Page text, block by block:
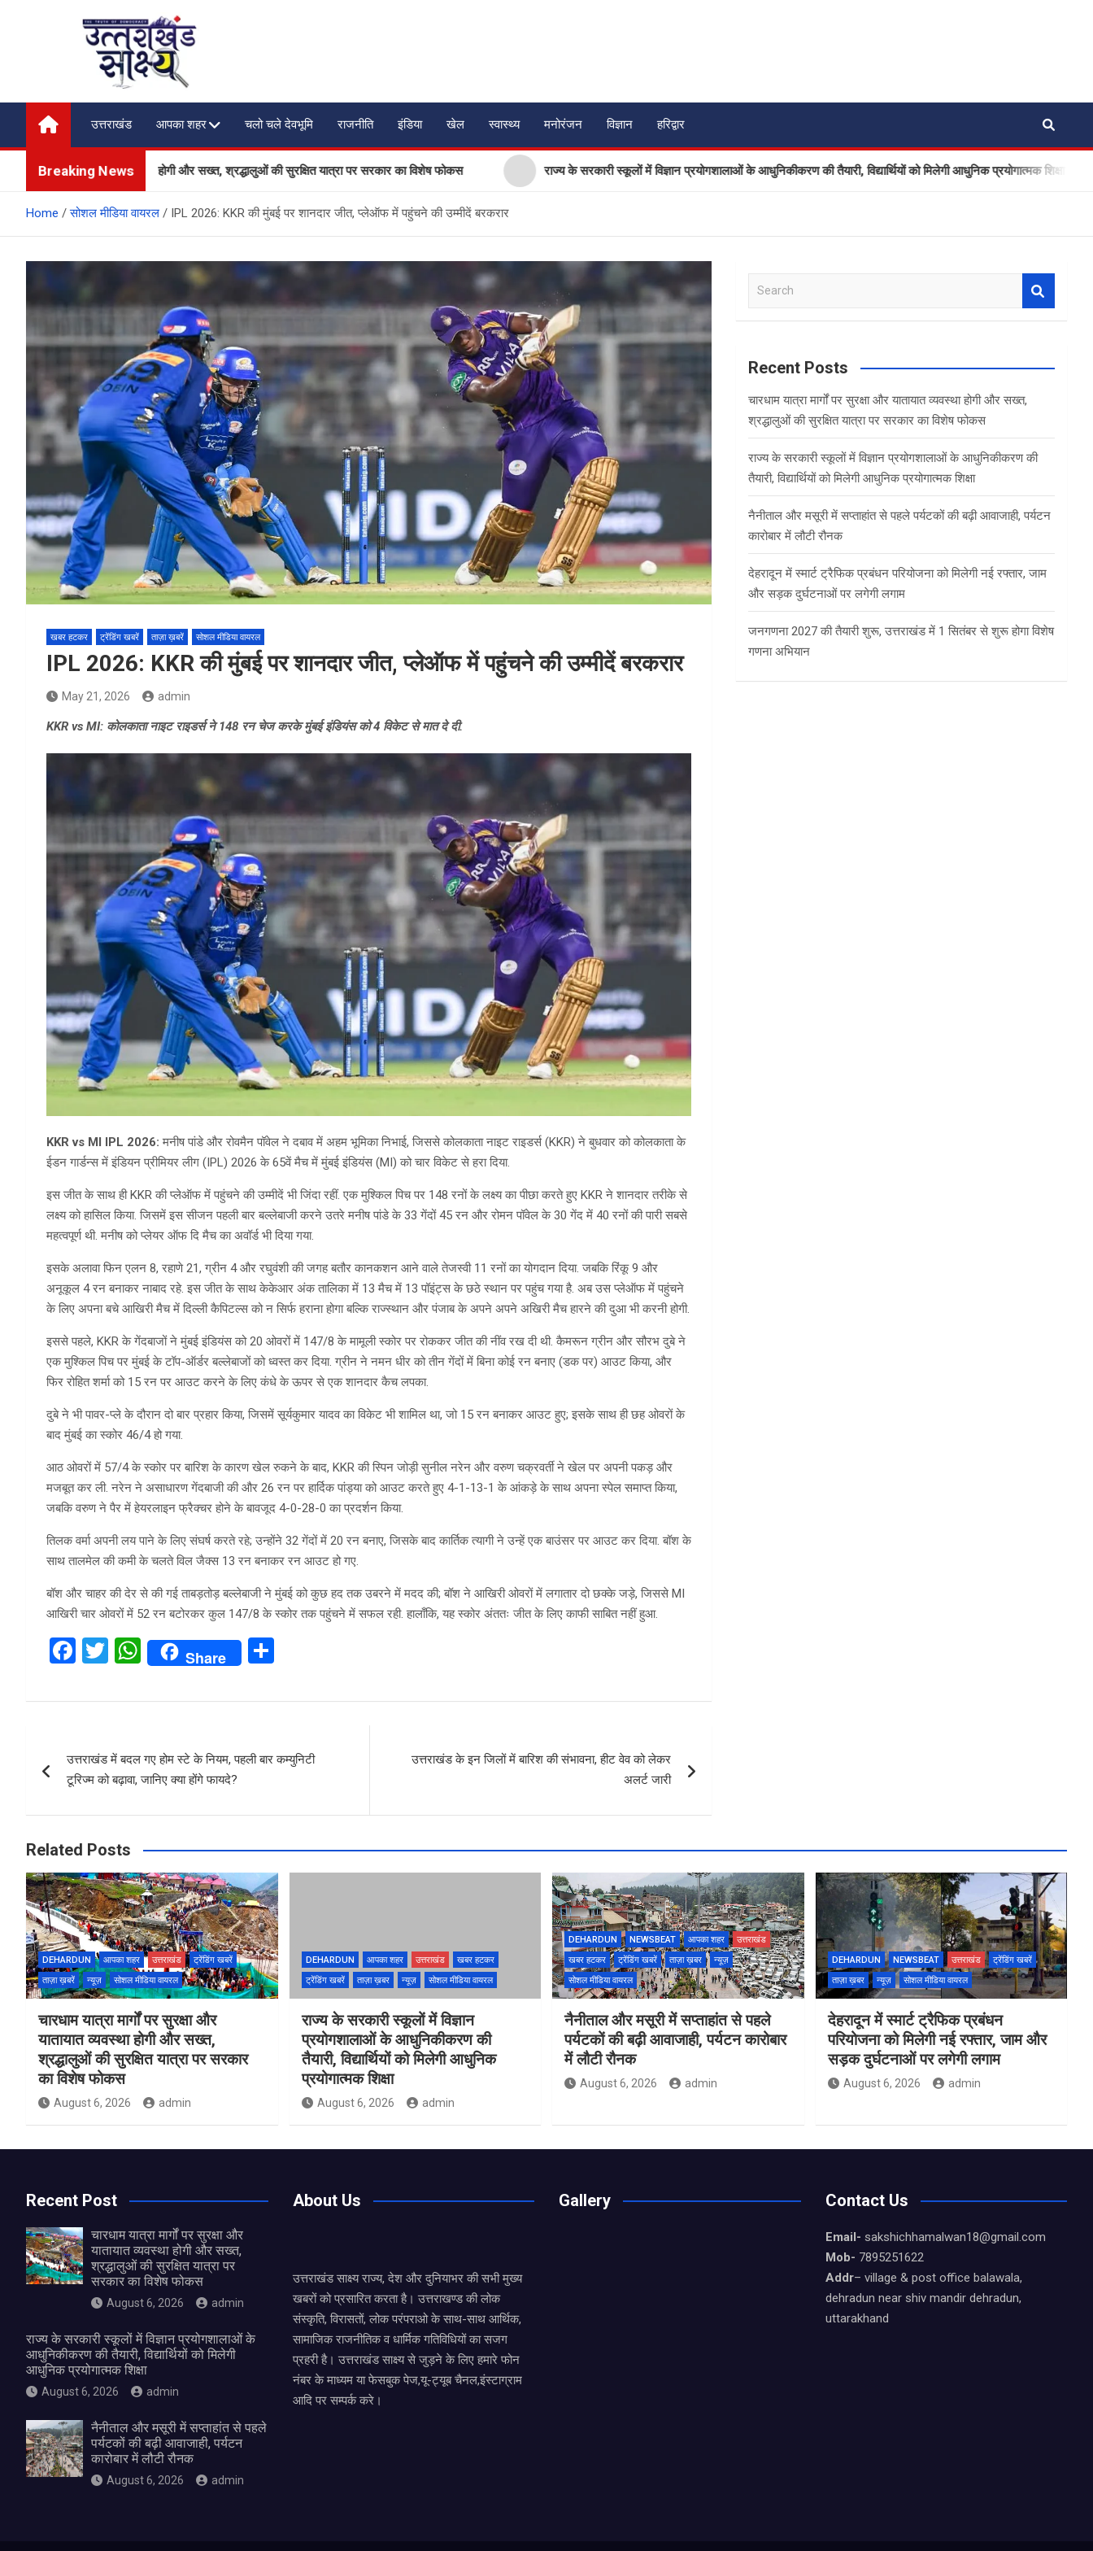
Uttarakhand Shakshya
My News Portal
उत्तराखंड
आपका शहर चलो चले देवभूमि राजनीति इंडिया खेल स्वास्थ्य मनोरंजन विज्ञान हरिद्वार
Breaking News
और यातायात व्यवस्था होगी और सख्त, श्रद्धालुओं की सुरक्षित यात्रा पर सरकार का विशेष फोकस राज्य के सरकारी स्कूलों में विज्ञान प्रयोगशालाओं के आधुनिकीकरण की तैयारी, विद्यार्थियों को मिलेगी आधुनिक प्रयोगात्मक शिक्षा
Home सोशल मीडिया वायरल IPL 2026: KKR की मुंबई पर शानदार जीत, प्लेऑफ में पहुंचने की उम्मीदें बरकरार
खबर हटकर ट्रेंडिंग खबरें ताज़ा ख़बरें सोशल मीडिया वायरल
IPL 2026: KKR की मुंबई पर शानदार जीत, प्लेऑफ में पहुंचने की उम्मीदें बरकरार
May 21, 2026 admin
KKR vs MI: कोलकाता नाइट राइडर्स ने 148 रन चेज करके मुंबई इंडियंस को 4 विकेट से मात दे दी.
KKR vs MI IPL 2026: मनीष पांडे और रोवमैन पॉवेल ने दबाव में अहम भूमिका निभाई, जिससे कोलकाता नाइट राइडर्स (KKR) ने बुधवार को कोलकाता के
ईडन गार्डन्स में इंडियन प्रीमियर लीग (IPL) 2026 के 65वें मैच में मुंबई इंडियंस (MI) को चार विकेट से हरा दिया.
इस जीत के साथ ही KKR की प्लेऑफ में पहुंचने की उम्मीदें भी जिंदा रहीं. एक मुश्किल पिच पर 148 रनों के लक्ष्य का पीछा करते हुए KKR ने शानदार तरीके से
लक्ष्य को हासिल किया. जिसमें इस सीजन पहली बार बल्लेबाजी करने उतरे मनीष पांडे के 33 गेंदों 45 रन और रोमन पॉवेल के 30 गेंद में 40 रनों की पारी सबसे
महत्वपूर्ण थी. मनीष को प्लेयर ऑफ दि मैच का अवॉर्ड भी दिया गया.
इसके अलावा फिन एलन 8, रहाणे 21, ग्रीन 4 और रघुवंशी की जगह बतौर कानकशन आने वाले तेजस्वी 11 रनों का योगदान दिया. जबकि रिंकू 9 और
अनूकूल 4 रन बनाकर नाबाद रहे. इस जीत के साथ केकेआर अंक तालिका में 13 मैच में 13 पॉइंट्स के छठे स्थान पर पहुंच गया है. अब उस प्लेऑफ में पहुंचने
के लिए अपना बचे आखिरी मैच में दिल्ली कैपिटल्स को न सिर्फ हराना होगा बल्कि राज्स्थान और पंजाब के अपने अपने अखिरी मैच हारने की दुआ भी करनी होगी.
इससे पहले, KKR के गेंदबाजों ने मुंबई इंडियंस को 20 ओवरों में 147/8 के मामूली स्कोर पर रोककर जीत की नींव रख दी थी. कैमरून ग्रीन और सौरभ दुबे ने
एक मुश्किल पिच पर मुंबई के टॉप-ऑर्डर बल्लेबाजों को ध्वस्त कर दिया. ग्रीन ने नमन धीर को तीन गेंदों में बिना कोई रन बनाए (डक पर) आउट किया, और
फिर रोहित शर्मा को 15 रन पर आउट करने के लिए कंधे के ऊपर से एक शानदार कैच लपका.
दुबे ने भी पावर-प्ले के दौरान दो बार प्रहार किया, जिसमें सूर्यकुमार यादव का विकेट भी शामिल था, जो 15 रन बनाकर आउट हुए; इसके साथ ही छह ओवरों के
बाद मुंबई का स्कोर 46/4 हो गया.
आठ ओवरों में 57/4 के स्कोर पर बारिश के कारण खेल रुकने के बाद, KKR की स्पिन जोड़ी सुनील नरेन और वरुण चक्रवर्ती ने खेल पर अपनी पकड़ और
मजबूत कर ली. नरेन ने असाधारण गेंदबाजी की और 26 रन पर हार्दिक पांड्या को आउट करते हुए 4-1-13-1 के आंकड़े के साथ अपना स्पेल समाप्त किया,
जबकि वरुण ने पैर में हेयरलाइन फ्रैक्चर होने के बावजूद 4-0-28-0 का प्रदर्शन किया.
तिलक वर्मा अपनी लय पाने के लिए संघर्ष करते रहे; उन्होंने 32 गेंदों में 20 रन बनाए, जिसके बाद कार्तिक त्यागी ने उन्हें एक बाउंसर पर आउट कर दिया. बॉश के
साथ तालमेल की कमी के चलते विल जैक्स 13 रन बनाकर रन आउट हो गए.
बॉश और चाहर की देर से की गई ताबड़तोड़ बल्लेबाजी ने मुंबई को कुछ हद तक उबरने में मदद की; बॉश ने आखिरी ओवरों में लगातार दो छक्के जड़े, जिससे MI
आखिरी चार ओवरों में 52 रन बटोरकर कुल 147/8 के स्कोर तक पहुंचने में सफल रही. हालाँकि, यह स्कोर अंततः जीत के लिए काफी साबित नहीं हुआ.
F
ce
o
o
k
T
tt
W
h
at
A
p
p
Share
ar
navigation
उत्तराखंड में बदल गए होम स्टे के नियम, पहली बार कम्युनिटी
टूरिज्म को बढ़ावा, जानिए क्या होंगे फायदे?
उत्तराखंड के इन जिलों में बारिश की संभावना, हीट वेव को लेकर
अलर्ट जारी
a
c
Recent Posts
चारधाम यात्रा मार्गों पर सुरक्षा और यातायात व्यवस्था होगी और सख्त,
श्रद्धालुओं की सुरक्षित यात्रा पर सरकार का विशेष फोकस
राज्य के सरकारी स्कूलों में विज्ञान प्रयोगशालाओं के आधुनिकीकरण की
तैयारी, विद्यार्थियों को मिलेगी आधुनिक प्रयोगात्मक शिक्षा
नैनीताल और मसूरी में सप्ताहांत से पहले पर्यटकों की बढ़ी आवाजाही, पर्यटन
कारोबार में लौटी रौनक
देहरादून में स्मार्ट ट्रैफिक प्रबंधन परियोजना को मिलेगी नई रफ्तार, जाम
और सड़क दुर्घटनाओं पर लगेगी लगाम
जनगणना 2027 की तैयारी शुरू, उत्तराखंड में 1 सितंबर से शुरू होगा विशेष
गणना अभियान
Related Posts
DEHARDUN आपका शहर उत्तराखंड
ट्रेंडिंग खबरें
ताज़ा ख़बरें
न्यूज़ सोशल मीडिया वायरल
चारधाम यात्रा मार्गों पर सुरक्षा और
यातायात व्यवस्था होगी और सख्त,
श्रद्धालुओं की सुरक्षित यात्रा पर सरकार
का विशेष फोकस
August 6, 2026 admin
DEHARDUN आपका शहर उत्तराखंड
खबर हटकर
ट्रेंडिंग खबरें
ताज़ा ख़बर न्यूज़ सोशल मीडिया वायरल
राज्य के सरकारी स्कूलों में विज्ञान
प्रयोगशालाओं के आधुनिकीकरण की
तैयारी, विद्यार्थियों को मिलेगी आधुनिक
प्रयोगात्मक शिक्षा
August 6, 2026 admin
DEHARDUN NEWSBEAT आपका शहर
उत्तराखंड
खबर हटकर
ट्रेंडिंग खबरें ताज़ा ख़बर
न्यूज़
सोशल मीडिया वायरल
नैनीताल और मसूरी में सप्ताहांत से पहले
पर्यटकों की बढ़ी आवाजाही, पर्यटन कारोबार
में लौटी रौनक
August 6, 2026 admin
DEHARDUN NEWSBEAT उत्तराखंड
ट्रेंडिंग खबरें
ताज़ा ख़बर
न्यूज़ सोशल मीडिया वायरल
देहरादून में स्मार्ट ट्रैफिक प्रबंधन
परियोजना को मिलेगी नई रफ्तार, जाम और
सड़क दुर्घटनाओं पर लगेगी लगाम
August 6, 2026 admin
Recent Post
चारधाम यात्रा मार्गों पर सुरक्षा और
यातायात व्यवस्था होगी और सख्त,
श्रद्धालुओं की सुरक्षित यात्रा पर
सरकार का विशेष फोकस
August 6, 2026 admin
राज्य के सरकारी स्कूलों में विज्ञान प्रयोगशालाओं के
आधुनिकीकरण की तैयारी, विद्यार्थियों को मिलेगी
आधुनिक प्रयोगात्मक शिक्षा
August 6, 2026 admin
नैनीताल और मसूरी में सप्ताहांत से पहले
पर्यटकों की बढ़ी आवाजाही, पर्यटन
कारोबार में लौटी रौनक
August 6, 2026 admin
About Us
उत्तराखंड साक्ष्य राज्य, देश और दुनियाभर की सभी मुख्य
खबरों को प्रसारित करता है। उत्तराखण्ड की लोक
संस्कृति, विरासतों, लोक परंपराओ के साथ-साथ आर्थिक,
सामाजिक राजनीतिक व धार्मिक गतिविधियों का सजग
प्रहरी है। उत्तराखंड साक्ष्य से जुड़ने के लिए हमारे फोन
नंबर के माध्यम या फेसबुक पेज,यू-ट्यूब चैनल,इंस्टाग्राम
आदि पर सम्पर्क करे।
Gallery Contact Us
Email- sakshichhamalwan18@gmail.com
Mob- 7895251622
Addr– village & post office balawala,
dehradun near shiv mandir dehradun,
uttarakhand